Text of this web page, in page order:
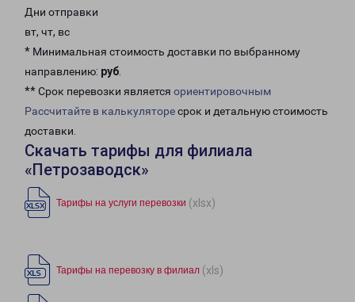
Дни отправки
вт, чт, вс
* Минимальная стоимость доставки по выбранному
направлению: руб.
** Срок перевозки является ориентировочным
Рассчитайте в калькуляторесрок и детальную стоимость
доставки.
Скачать тарифы для филиала
«Петрозаводск»
Тарифы на услуги перевозки (xlsx)
Тарифы на перевозку в филиал (xls)